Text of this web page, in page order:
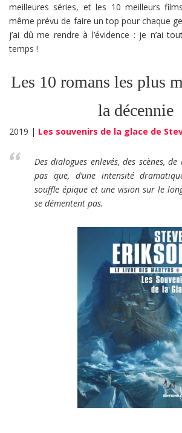
meilleures séries, et les 10 meilleurs
même prévu de faire un top pour chaque
j’ai dû me rendre à l’évidence : je n’ai
temps !
Les 10 romans les plus
la décennie
2019 | Les souvenirs de la glace de
Des dialogues enlevés, des scènes,
pas que, d’une intensité
souffle épique et une vision sur le
se démentent pas.